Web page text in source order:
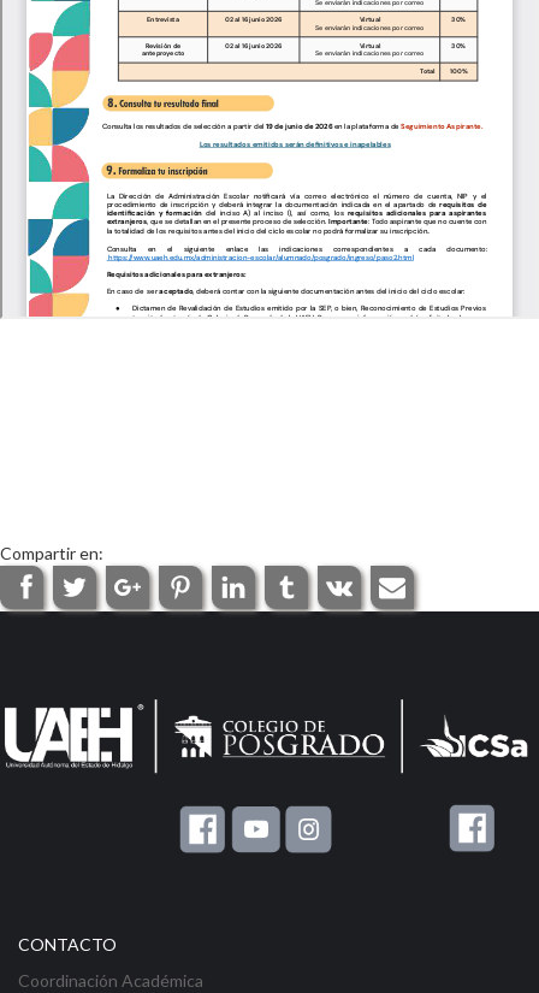
Compartir en:
CONTACTO
Coordinación Académica